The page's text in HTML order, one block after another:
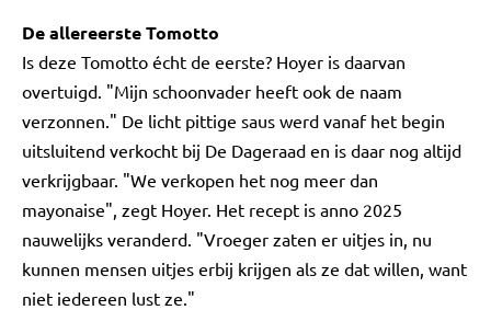
De allereerste Tomotto
Is deze Tomotto écht de eerste? Hoyer is daarvan
overtuigd. "Mijn schoonvader heeft ook de naam
verzonnen." De licht pittige saus werd vanaf het begin
uitsluitend verkocht bij De Dageraad en is daar nog altijd
verkrijgbaar. "We verkopen het nog meer dan
mayonaise", zegt Hoyer. Het recept is anno 2025
nauwelijks veranderd. "Vroeger zaten er uitjes in, nu
kunnen mensen uitjes erbij krijgen als ze dat willen, want
niet iedereen lust ze."